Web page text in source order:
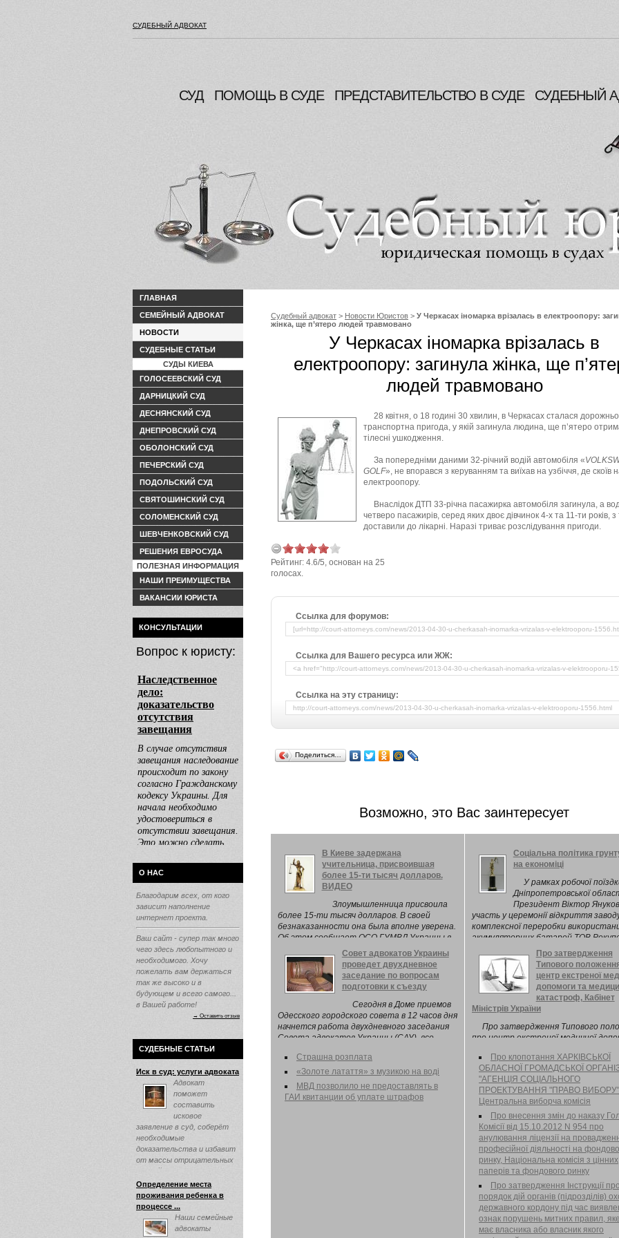
СУДЕБНЫЙ АДВОКАТ
СУД ПОМОЩЬ В СУДЕ ПРЕДСТАВИТЕЛЬСТВО В СУДЕ СУДЕБНЫЙ
ГЛАВНАЯ
СЕМЕЙНЫЙ АДВОКАТ
НОВОСТИ
СУДЕБНЫЕ СТАТЬИ
СУДЫ КИЕВА
ГОЛОСЕЕВСКИЙ СУД
ДАРНИЦКИЙ СУД
ДЕСНЯНСКИЙ СУД
ДНЕПРОВСКИЙ СУД
ОБОЛОНСКИЙ СУД
ПЕЧЕРСКИЙ СУД
ПОДОЛЬСКИЙ СУД
СВЯТОШИНСКИЙ СУД
СОЛОМЕНСКИЙ СУД
ШЕВЧЕНКОВСКИЙ СУД
РЕШЕНИЯ ЕВРОСУДА
ПОЛЕЗНАЯ ИНФОРМАЦИЯ
НАШИ ПРЕИМУЩЕСТВА
ВАКАНСИИ ЮРИСТА
КОНСУЛЬТАЦИИ
Вопрос к юристу:
О НАС
Благодарим всех, от кого
зависит наполнение
интернет проекта.
Ваш сайт - супер так много
чего здесь любопытного и
необходимого. Хочу
пожелать вам держаться
так же высоко и в
будующем и всего самого...
в Вашей работе!
→ Оставить отзыв
СУДЕБНЫЕ СТАТЬИ
Иск в суд: услуги адвоката
Адвокат
поможет
составить
исковое
заявление в суд, соберёт
необходимые
доказательства и избавит
от массы отрицательных
эмоций ...
Определение места
проживания ребенка в
процессе ...
Наши семейные
адвокаты
Судебный адвокат > Новости Юристов > У Черкасах іномарка врізалась в електроопору:
жінка, ще п’ятеро людей травмовано
У Черкасах іномарка врізалась в
електроопору: загинула жінка, ще
людей травмовано
28 квітня, о 18 годині 30 хвилин, в Черкасах сталася
транспортна пригода, у якій загинула людина, ще п’ятеро
тілесні ушкодження.
За попередніми даними 32-річний водій автомобіля «
GOLF», не впорався з керуванням та виїхав на узбіччя, де скоїв
електроопору.
Внаслідок ДТП 33-річна пасажирка автомобіля загинула, а
четверо пасажирів, серед яких двоє дівчинок 4-х та 11-ти років,
доставили до лікарні. Наразі триває розслідування пригоди.
Рейтинг: 4.6/5, основан на 25
голосах.
Ссылка для форумов:
Ссылка для Вашего ресурса или ЖЖ:
Ссылка на эту страницу:
Поделиться…
Возможно, это Вас заинтересует
В Киеве задержана
учительница, присвоившая
более 15-ти тысяч долларов.
ВИДЕО
Злоумышленница присвоила
более 15-ти тысяч долларов. В своей
безнаказанности она была вполне уверена.
Об этом сообщает ОСО ГУМВД Украины в
Совет адвокатов Украины
проведет двухдневное
заседание по вопросам
подготовки к съезду
Сегодня в Доме приемов
Одесского городского совета в 12 часов дня
начнется работа двухдневного заседания
Совета адвокатов Украины (САУ), все
подготовке ...
Страшна розплата
«Золоте латаття» з музикою на воді
МВД позволило не предоставлять в
ГАИ квитанции об уплате штрафов
Соціальна політика
на економіці
У рамках робочої
Дніпропетровської
Президент Віктор
участь у церемонії відкриття
комплексної переробки
акумуляторних батарей ТОВ
Про затвердження
Типового
центр екстреної
допомоги та
катастроф, Кабінет
Міністрів України
Про затвердження Типового
про центр екстреної медичної
частини третьої статті 7 Закону
( 5081-17 ) "Про екстрену медичну
допомогу" Кабінет Міністрів України
постановляє:
Про клопотання ХАРКІВСЬКОЇ
ОБЛАСНОЇ ГРОМАДСЬКОЇ
"АГЕНЦІЯ СОЦІАЛЬНОГО
ПРОЕКТУВАННЯ "ПРАВО
Центральна виборча комісія
Про внесення змін до наказу
Комісії від 15.10.2012 N 954 про
анулювання ліцензії на
професійної діяльності на
ринку, Національна комісія з цінних
паперів та фондового ринку
Про затвердження Інструкції про
порядок дій органів (підрозділів)
державного кордону під час
ознак порушень митних правил,
має власника або власник якого